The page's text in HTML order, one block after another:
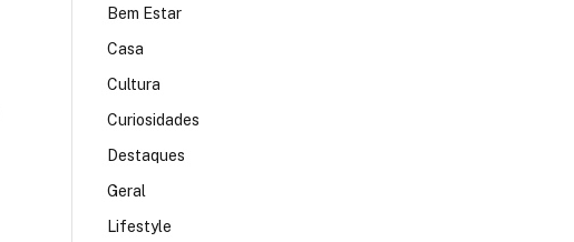
Bem Estar
Casa
Cultura
Curiosidades
Destaques
Geral
Lifestyle